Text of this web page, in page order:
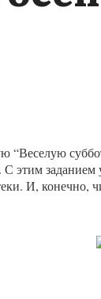
“Веселую
С этим
И, конечно,